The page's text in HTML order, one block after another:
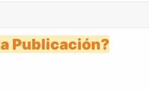
Publicación?